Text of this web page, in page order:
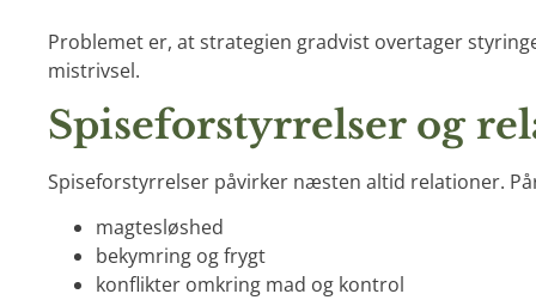
Problemet er, at strategien gradvist overtager
mistrivsel.
Spiseforstyrrelser og
Spiseforstyrrelser påvirker næsten altid relationer.
magtesløshed
bekymring og frygt
konflikter omkring mad og kontrol